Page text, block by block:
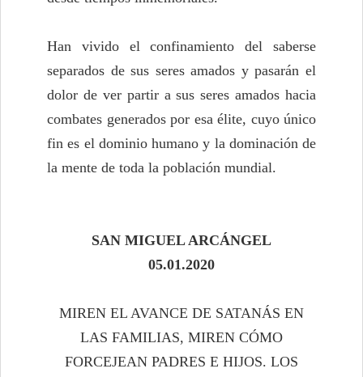
Han vivido el confinamiento del saberse
separados de sus seres amados y pasarán el
dolor de ver partir a sus seres amados hacia
combates generados por esa élite, cuyo único
fin es el dominio humano y la dominación de
la mente de toda la población mundial.
SAN MIGUEL ARCÁNGEL
05.01.2020
MIREN EL AVANCE DE SATANÁS EN
LAS FAMILIAS, MIREN CÓMO
FORCEJEAN PADRES E HIJOS. LOS